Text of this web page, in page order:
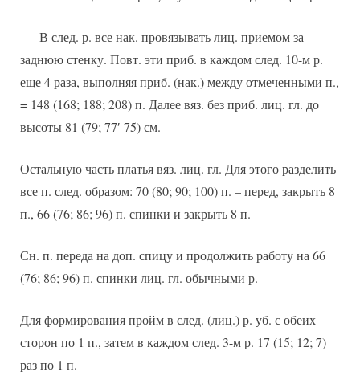
В след. р. все нак. провязывать лиц. приемом за
заднюю стенку. Повт. эти приб. в каждом след. 10-м р.
еще 4 раза, выполняя приб. (нак.) между отмеченными п.,
= 148 (168; 188; 208) п. Далее вяз. без приб. лиц. гл. до
высоты 81 (79; 77′ 75) см.
Остальную часть платья вяз. лиц. гл. Для этого разделить
все п. след. образом: 70 (80; 90; 100) п. – перед, закрыть 8
п., 66 (76; 86; 96) п. спинки и закрыть 8 п.
Сн. п. переда на доп. спицу и продолжить работу на 66
(76; 86; 96) п. спинки лиц. гл. обычными р.
Для формирования пройм в след. (лиц.) р. уб. с обеих
сторон по 1 п., затем в каждом след. 3-м р. 17 (15; 12; 7)
раз по 1 п.